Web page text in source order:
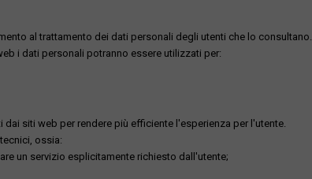
al trattamento dei dati personali degli utenti che lo consultano.
i dati personali potranno essere utilizzati per:
siti web per rendere più efficiente l'esperienza per l'utente.
ossia:
un servizio esplicitamente richiesto dall'utente;